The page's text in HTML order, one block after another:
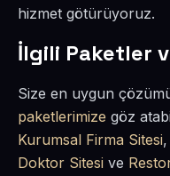
hizmet götürüyoruz.
İlgili Paketler
Size en uygun
paketlerimize göz
Kurumsal Firma Sitesi,
Doktor Sitesi ve